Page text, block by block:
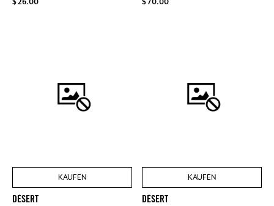
KAUFEN
DÉSERT
KAUFEN
DÉSERT